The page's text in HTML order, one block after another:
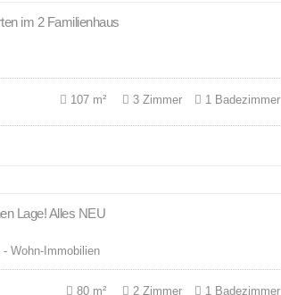
im 2 Familienhaus
107 m² 3 Zimmer 1 Badezimmer
Lage! Alles NEU
Wohn-Immobilien
80 m² 2 Zimmer 1 Badezimmer